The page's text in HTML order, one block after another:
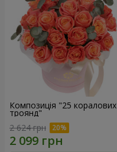
Композиція "25 коралових
троянд"
2 624 грн